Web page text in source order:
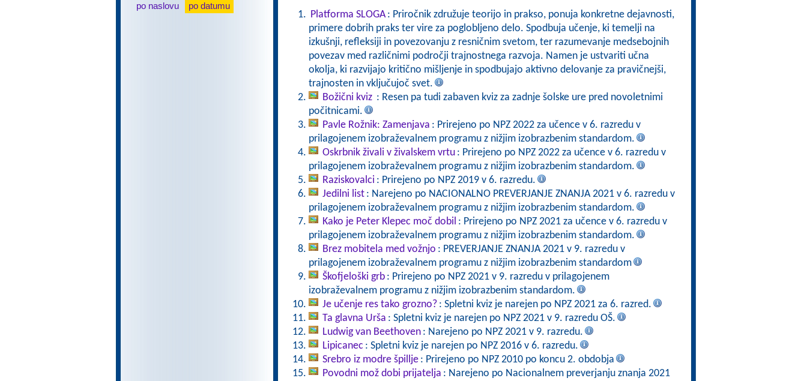
po naslovu
po datumu
Platforma SLOGA : Priročnik združuje teorijo in prakso, ponuja konkretne dejavnosti,
primere dobrih praks ter vire za poglobljeno delo. Spodbuja učenje, ki temelji na
izkušnji, refleksiji in povezovanju z resničnim svetom, ter razumevanje medsebojnih
povezav med različnimi področji trajnostnega razvoja. Namen je ustvariti učna
okolja, ki razvijajo kritično mišljenje in spodbujajo aktivno delovanje za pravičnejši,
trajnosten in vključujoč svet.
Božični kviz : Resen pa tudi zabaven kviz za zadnje šolske ure pred novoletnimi
počitnicami.
Pavle Rožnik: Zamenjava : Prirejeno po NPZ 2022 za učence v 6. razredu v
prilagojenem izobraževalnem programu z nižjim izobrazbenim standardom.
Oskrbnik živali v živalskem vrtu : Prirejeno po NPZ 2022 za učence v 6. razredu v
prilagojenem izobraževalnem programu z nižjim izobrazbenim standardom.
Raziskovalci : Prirejeno po NPZ 2019 v 6. razredu.
Jedilni list : Narejeno po NACIONALNO PREVERJANJE ZNANJA 2021 v 6. razredu v
prilagojenem izobraževalnem programu z nižjim izobrazbenim standardom.
Kako je Peter Klepec moč dobil : Prirejeno po NPZ 2021 za učence v 6. razredu v
prilagojenem izobraževalnem programu z nižjim izobrazbenim standardom.
Brez mobitela med vožnjo : PREVERJANJE ZNANJA 2021 v 9. razredu v
prilagojenem izobraževalnem programu z nižjim izobrazbenim standardom
Škofjeloški grb : Prirejeno po NPZ 2021 v 9. razredu v prilagojenem
izobraževalnem programu z nižjim izobrazbenim standardom.
Je učenje res tako grozno? : Spletni kviz je narejen po NPZ 2021 za 6. razred.
Ta glavna Urša : Spletni kviz je narejen po NPZ 2021 v 9. razredu OŠ.
Ludwig van Beethoven : Narejeno po NPZ 2021 v 9. razredu.
Lipicanec : Spletni kviz je narejen po NPZ 2016 v 6. razredu.
Srebro iz modre špillje : Prirejeno po NPZ 2010 po koncu 2. obdobja
Povodni mož dobi prijatelja : Narejeno po Nacionalnem preverjanju znanja 2021